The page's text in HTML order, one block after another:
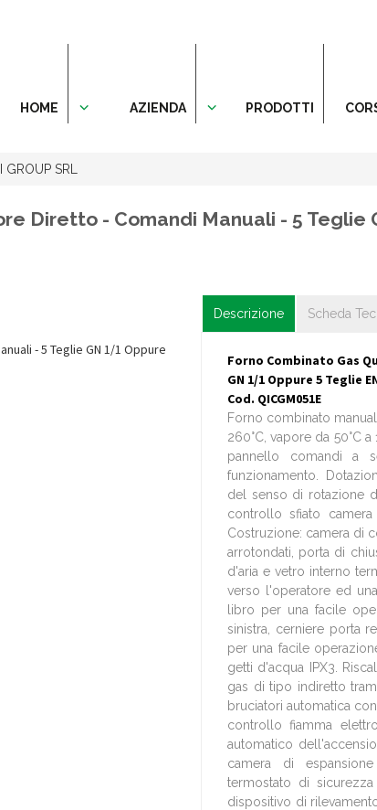
HOME AZIENDA PRODOTTI
GROUP SRL
Diretto - Comandi Manuali - 5 Teglie
Descrizione Scheda
Forno Combinato Gas
GN 1/1 Oppure 5 Teglie
Cod. QICGM051E
Forno combinato
260°C, vapore da 50°C
pannello comandi a
funzionamento.
del senso di rotazione
controllo sfiato
Costruzione: camera di
arrotondati, porta di
d'aria e vetro interno
verso l'operatore ed
libro per una facile
sinistra, cerniere porta
per una facile
getti d'acqua IPX3.
gas di tipo indiretto
bruciatori automatica
controllo fiamma
automatico
camera di
termostato di
dispositivo di